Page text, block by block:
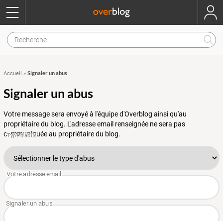
Accueil » Signaler un abus
Signaler un abus
Votre message sera envoyé à l'équipe d'Overblog ainsi qu'au
propriétaire du blog. L'adresse email renseignée ne sera pas
communiquée au propriétaire du blog.